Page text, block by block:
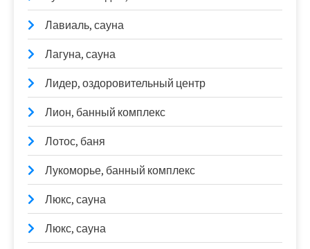
Лавиаль, сауна
Лагуна, сауна
Лидер, оздоровительный центр
Лион, банный комплекс
Лотос, баня
Лукоморье, банный комплекс
Люкс, сауна
Люкс, сауна